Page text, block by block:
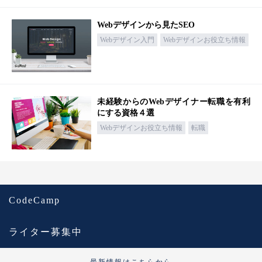
Webデザインから見たSEO
Webデザイン入門 Webデザインお役立ち情報
未経験からのWebデザイナー転職を有利
にする資格４選
Webデザインお役立ち情報 転職
CodeCamp
ライター募集中